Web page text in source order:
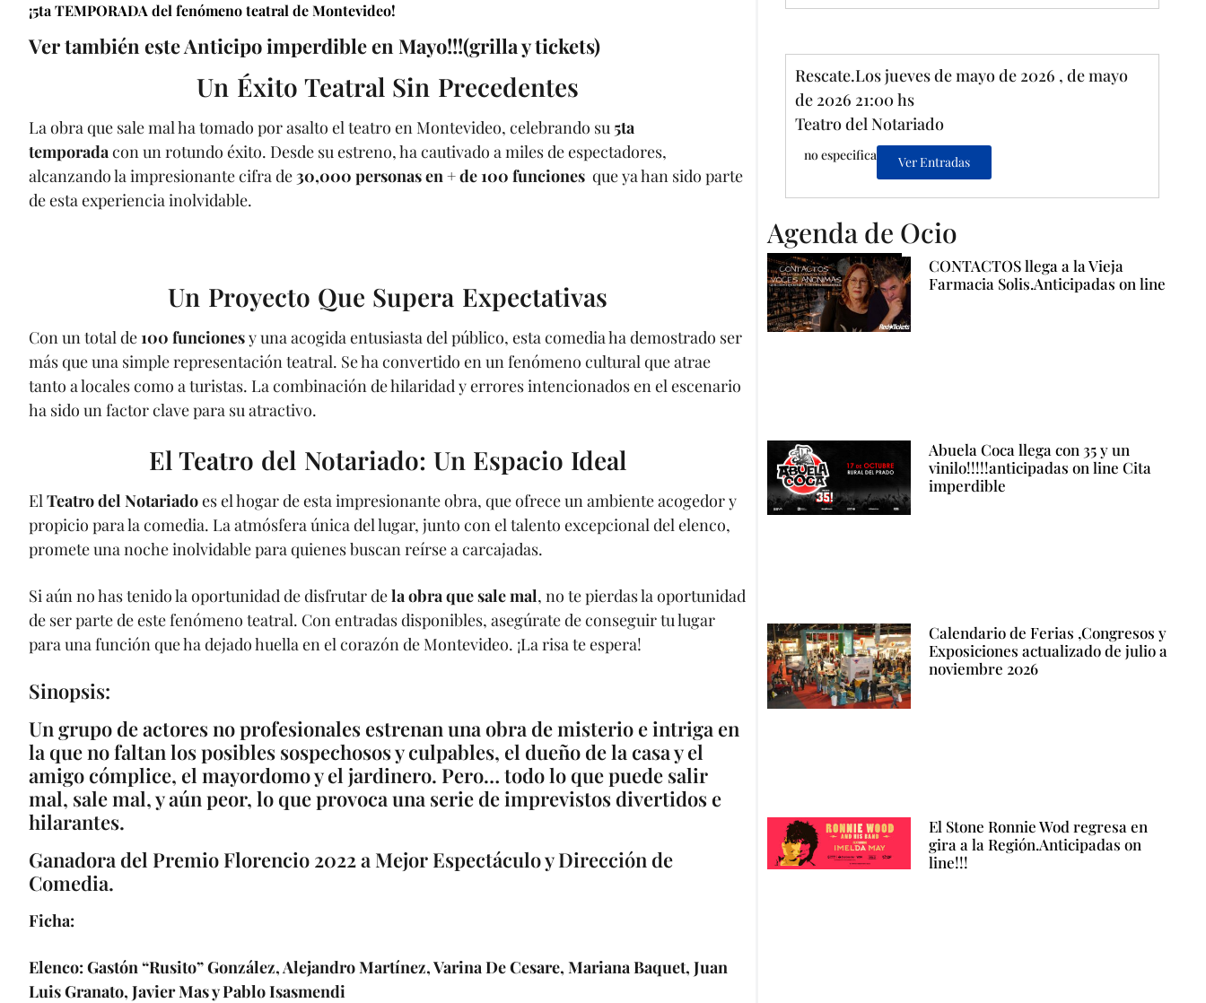
¡5ta TEMPORADA del fenómeno teatral de Montevideo!
Ver también este Anticipo imperdible en Mayo!!!(grilla y tickets)
Un Éxito Teatral Sin Precedentes
La obra que sale mal ha tomado por asalto el teatro en Montevideo, celebrando su 5ta
temporada con un rotundo éxito. Desde su estreno, ha cautivado a miles de espectadores,
alcanzando la impresionante cifra de30,000 personas en + de 100 funciones que ya han sido parte
de esta experiencia inolvidable.
Un Proyecto Que Supera Expectativas
Con un total de100 funcionesy una acogida entusiasta del público, esta comedia ha demostrado ser
más que una simple representación teatral. Se ha convertido en un fenómeno cultural que atrae
tanto a locales como a turistas. La combinación de hilaridad y errores intencionados en el escenario
ha sido un factor clave para su atractivo.
El Teatro del Notariado: Un Espacio Ideal
El Teatro del Notariadoes el hogar de esta impresionante obra, que ofrece un ambiente acogedor y
propicio para la comedia. La atmósfera única del lugar, junto con el talento excepcional del elenco,
promete una noche inolvidable para quienes buscan reírse a carcajadas.
Si aún no has tenido la oportunidad de disfrutar dela obra que sale mal, no te pierdas la oportunidad
de ser parte de este fenómeno teatral. Con entradas disponibles, asegúrate de conseguir tu lugar
para una función que ha dejado huella en el corazón de Montevideo. ¡La risa te espera!
Sinopsis:
Un grupo de actores no profesionales estrenan una obra de misterio e intriga en
la que no faltan los posibles sospechosos y culpables, el dueño de la casa y el
amigo cómplice, el mayordomo y el jardinero. Pero… todo lo que puede salir
mal, sale mal, y aún peor, lo que provoca una serie de imprevistos divertidos e
hilarantes.
Ganadora del Premio Florencio 2022 a Mejor Espectáculo y Dirección de
Comedia.
Ficha:
Elenco: Gastón “Rusito” González, Alejandro Martínez, Varina De Cesare, Mariana Baquet, Juan
Luis Granato, Javier Mas y Pablo Isasmendi
Rescate.Los jueves de mayo de 2026 , de mayo
de 2026 21:00 hs
Teatro del Notariado
no especifica Ver Entradas
Agenda de Ocio
CONTACTOS llega a la Vieja
Farmacia Solis.Anticipadas on line
Abuela Coca llega con 35 y un
vinilo!!!!!anticipadas on line Cita
imperdible
Calendario de Ferias ,Congresos y
Exposiciones actualizado de julio a
noviembre 2026
El Stone Ronnie Wod regresa en
gira a la Región.Anticipadas on
line!!!